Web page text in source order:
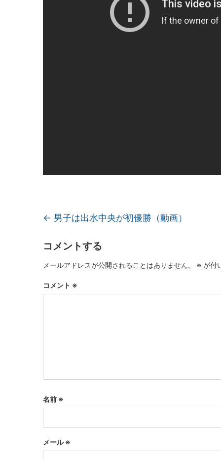
← 男子は出水中央が初優勝（動画）
コメントする
メールアドレスが公開されることはありません。 ※ が付
コメント ※
名前 ※
メール※